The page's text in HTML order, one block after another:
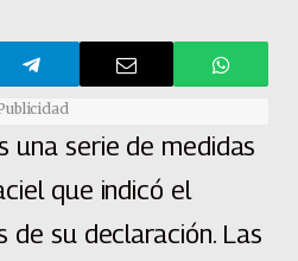
una serie de medidas
que indicó el
de su declaración. Las